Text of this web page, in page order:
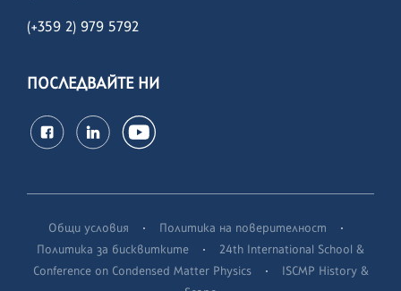
(+359 2) 979 5792
ПОСЛЕДВАЙТЕ НИ
Общи условия · Политика на поверителност ·
Политика за бисквитките ·
24th International School &
Conference on Condensed Matter Physics·
ISCMP History &